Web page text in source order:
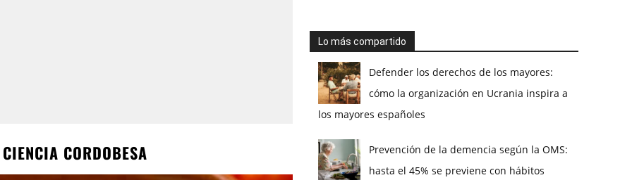
CORDOBESA
Lo más compartido
Defender los derechos de los mayores:
cómo la organización en Ucrania inspira a
los mayores españoles
Prevención de la demencia según la OMS:
hasta el 45% se previene con hábitos